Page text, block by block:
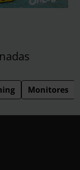
Monitores